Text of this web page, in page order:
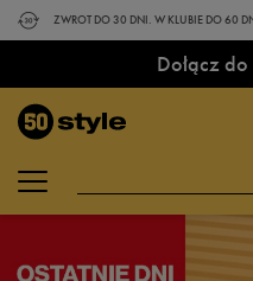
ZWROT DO 30 DNI. W KLUBIE DO 60
Dołącz